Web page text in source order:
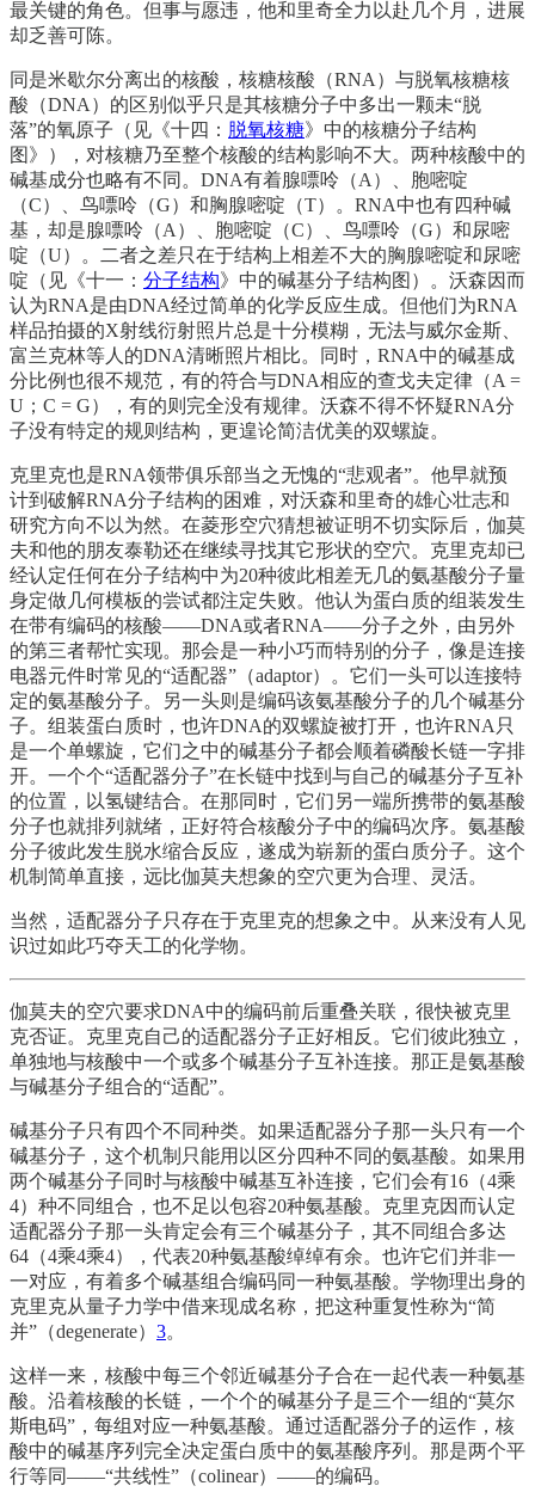
最关键的角色。但事与愿违，他和里奇全力以赴几个月，进展
却乏善可陈。
同是米歇尔分离出的核酸，核糖核酸（RNA）与脱氧核糖核
酸（DNA）的区别似乎只是其核糖分子中多出一颗未“脱
落”的氧原子（见《十四： 脱氧核糖》中的核糖分子结构
图》），对核糖乃至整个核酸的结构影响不大。两种核酸中的
碱基成分也略有不同。DNA有着腺嘌呤（A）、胞嘧啶
（C）、鸟嘌呤（G）和胸腺嘧啶（T）。RNA中也有四种碱
基，却是腺嘌呤（A）、胞嘧啶（C）、鸟嘌呤（G）和尿嘧
啶（U）。二者之差只在于结构上相差不大的胸腺嘧啶和尿嘧
啶（见《十一： 分子结构》中的碱基分子结构图）。沃森因而
认为RNA是由DNA经过简单的化学反应生成。但他们为RNA
样品拍摄的X射线衍射照片总是十分模糊，无法与威尔金斯、
富兰克林等人的DNA清晰照片相比。同时，RNA中的碱基成
分比例也很不规范，有的符合与DNA相应的查戈夫定律（A =
U；C = G），有的则完全没有规律。沃森不得不怀疑RNA分
子没有特定的规则结构，更遑论简洁优美的双螺旋。
克里克也是RNA领带俱乐部当之无愧的“悲观者”。他早就预
计到破解RNA分子结构的困难，对沃森和里奇的雄心壮志和
研究方向不以为然。在菱形空穴猜想被证明不切实际后，伽莫
夫和他的朋友泰勒还在继续寻找其它形状的空穴。克里克却已
经认定任何在分子结构中为20种彼此相差无几的氨基酸分子量
身定做几何模板的尝试都注定失败。他认为蛋白质的组装发生
在带有编码的核酸——DNA或者RNA——分子之外，由另外
的第三者帮忙实现。那会是一种小巧而特别的分子，像是连接
电器元件时常见的“适配器”（adaptor）。它们一头可以连接特
定的氨基酸分子。另一头则是编码该氨基酸分子的几个碱基分
子。组装蛋白质时，也许DNA的双螺旋被打开，也许RNA只
是一个单螺旋，它们之中的碱基分子都会顺着磷酸长链一字排
开。一个个“适配器分子”在长链中找到与自己的碱基分子互补
的位置，以氢键结合。在那同时，它们另一端所携带的氨基酸
分子也就排列就绪，正好符合核酸分子中的编码次序。氨基酸
分子彼此发生脱水缩合反应，遂成为崭新的蛋白质分子。这个
机制简单直接，远比伽莫夫想象的空穴更为合理、灵活。
当然，适配器分子只存在于克里克的想象之中。从来没有人见
识过如此巧夺天工的化学物。
伽莫夫的空穴要求DNA中的编码前后重叠关联，很快被克里
克否证。克里克自己的适配器分子正好相反。它们彼此独立，
单独地与核酸中一个或多个碱基分子互补连接。那正是氨基酸
与碱基分子组合的“适配”。
碱基分子只有四个不同种类。如果适配器分子那一头只有一个
碱基分子，这个机制只能用以区分四种不同的氨基酸。如果用
两个碱基分子同时与核酸中碱基互补连接，它们会有16（4乘
4）种不同组合，也不足以包容20种氨基酸。克里克因而认定
适配器分子那一头肯定会有三个碱基分子，其不同组合多达
64（4乘4乘4），代表20种氨基酸绰绰有余。也许它们并非一
一对应，有着多个碱基组合编码同一种氨基酸。学物理出身的
克里克从量子力学中借来现成名称，把这种重复性称为“简
并”（degenerate） 3。
这样一来，核酸中每三个邻近碱基分子合在一起代表一种氨基
酸。沿着核酸的长链，一个个的碱基分子是三个一组的“莫尔
斯电码”，每组对应一种氨基酸。通过适配器分子的运作，核
酸中的碱基序列完全决定蛋白质中的氨基酸序列。那是两个平
行等同——“共线性”（colinear）——的编码。